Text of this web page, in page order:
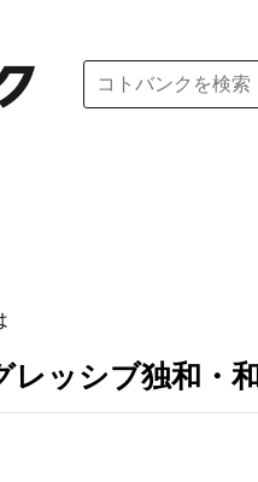
ッシブ独和・